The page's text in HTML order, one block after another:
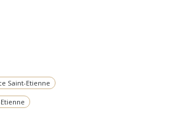
Saint-Etienne